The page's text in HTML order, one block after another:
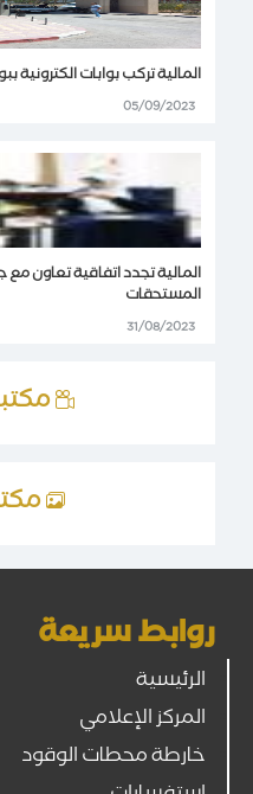
المالية تركب بوابات الكترونية
05/09/2023
المالية تجدد اتفاقية تعاون
المستحقات
31/08/2023
روابط سريعة
الرئيسية
المركز الإعلامي
خارطة محطات الوقود